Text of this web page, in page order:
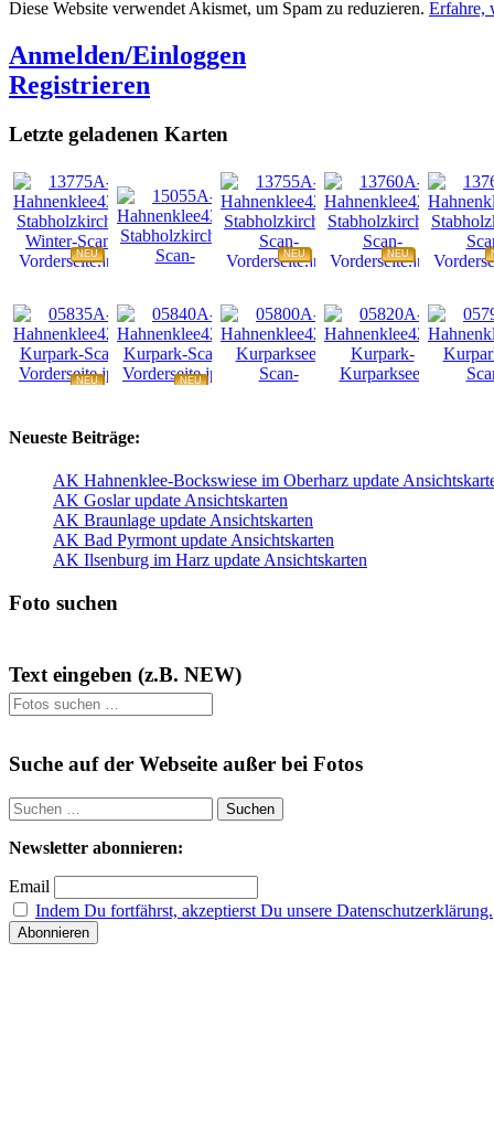
Diese Website verwendet Akismet, um Spam zu reduzieren. Erfahre,
Anmelden/Einloggen
Registrieren
Letzte geladenen Karten
NEU NEU NEU
NEU
NEU
Neueste Beiträge:
AK Hahnenklee-Bockswiese im Oberharz update
AK Goslar update Ansichtskarten
AK Braunlage update Ansichtskarten
AK Bad Pyrmont update Ansichtskarten
AK Ilsenburg im Harz update Ansichtskarten
Foto suchen
Text eingeben (z.B. NEW)
Suchen
Suche auf der Webseite außer bei Fotos
Suchen
nach:
Newsletter abonnieren:
Email
Indem Du fortfährst, akzeptierst Du unsere Datenschutzerklärung.